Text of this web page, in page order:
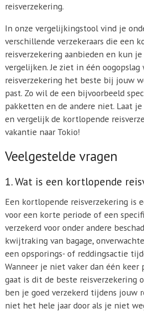
reisverzekering.
In onze vergelijkingstool vind je
verschillende verzekeraars die een
reisverzekering aanbieden en kun
vergelijken. Je ziet in één
reisverzekering het beste bij jouw
past. Zo wil de een bijvoorbeeld
pakketten en de andere niet. Laat
en vergelijk de kortlopende
vakantie naar Tokio!
Veelgestelde vragen
1. Wat is een kortlopende
Een kortlopende reisverzekering is
voor een korte periode of een
verzekerd voor onder andere
kwijtraking van bagage,
een opsporings- of reddingsactie
Wanneer je niet vaker dan één keer
gaat is dit de beste reisverzekering
ben je goed verzekerd tijdens jouw
niet het hele jaar door als je niet